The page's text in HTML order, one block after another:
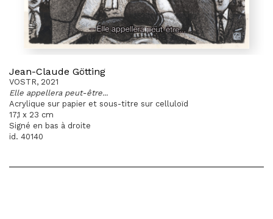
Jean-Claude Götting
VOSTR, 2021
Elle appellera peut-être...
Acrylique sur papier et sous-titre sur celluloïd
17,1 x 23 cm
Signé en bas à droite
id. 40140